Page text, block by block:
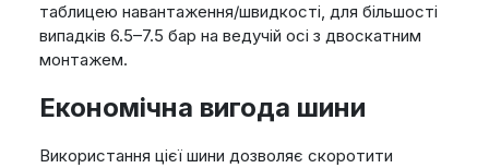
таблицею навантаження/швидкості, для більшості
випадків 6.5–7.5 бар на ведучій осі з двоскатним
монтажем.
Економічна вигода шини
Використання цієї шини дозволяє скоротити